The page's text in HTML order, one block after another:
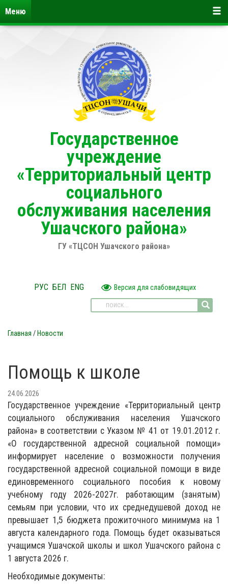
Государственное
учреждение
«Территориальный центр
социального
обслуживания населения
Ушачского района»
ГУ «ТЦСОН Ушачского района»
РУС БЕЛ ENG Версия для слабовидящих
Меню
Главная / Новости
Помощь к школе
24.06.2026
Государственное учреждение «Территориальный центр
социального обслуживания населения Ушачского
района» в соответствии с Указом № 41 от 19.01.2012 г.
«О государственной адресной социальной помощи»
информирует население о возможности получения
государственной адресной социальной помощи в виде
единовременного социального пособия к новому
учебному году 2026-2027г. работающим (занятым)
семьям при условии, что их среднедушевой доход не
превышает 1,5 бюджета прожиточного минимума на 1
августа календарного года. Помощь будет оказываться
учащимся Ушачской школы и школ Ушачского района с
1 августа 2026 г.
Необходимые документы: